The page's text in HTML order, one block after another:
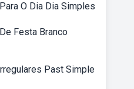
O Dia Dia Simples
Festa Branco
Past Simple